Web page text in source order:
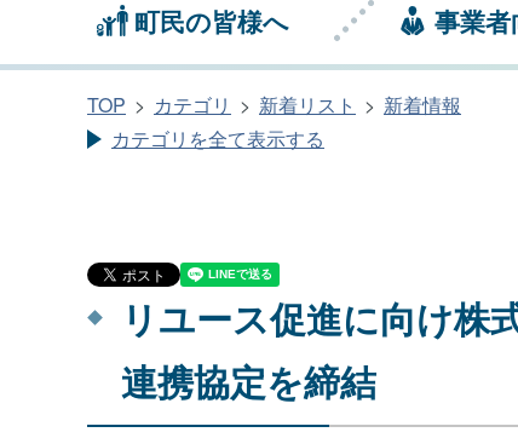
町民の皆様へ 事業者
TOP カテゴリ 新着リスト
新着情報
カテゴリを全て表示する
リユース促進に向け株
連携協定を締結